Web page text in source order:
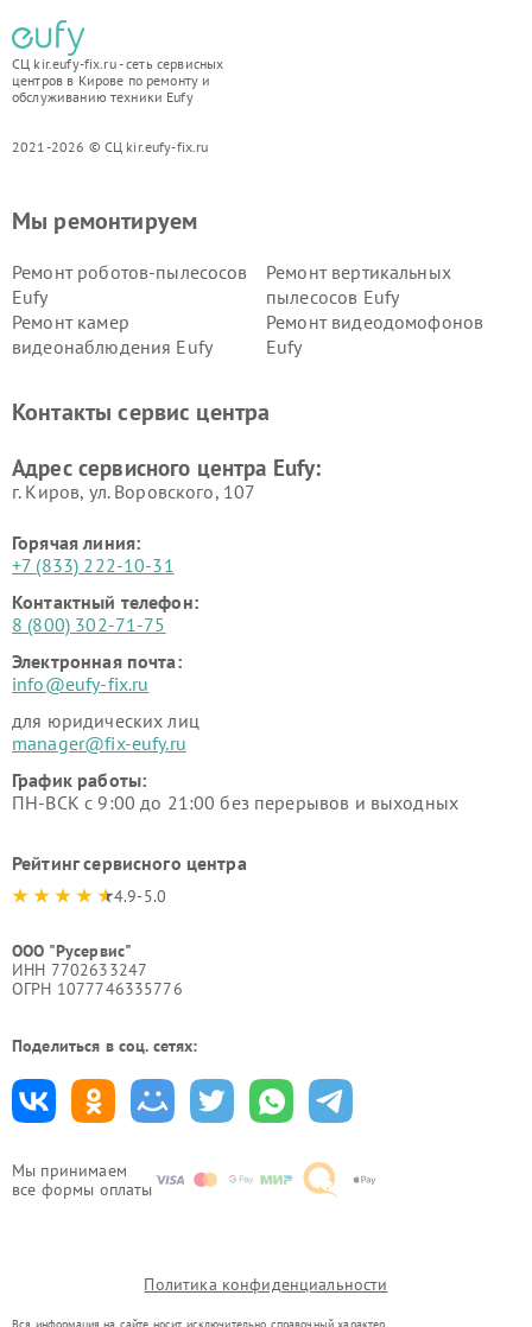
СЦ kir.eufy-fix.ru - сеть сервисных
центров в Кирове по ремонту и
обслуживанию техники Eufy
2021-2026 © СЦ kir.eufy-fix.ru
Мы принимаем
все формы оплаты
Мы ремонтируем
Ремонт роботов-пылесосов
Eufy
Ремонт вертикальных
пылесосов Eufy
Ремонт камер
видеонаблюдения Eufy
Ремонт видеодомофонов
Eufy
Контакты сервис центра
Адрес сервисного центра Eufy:
г. Киров, ул. Воровского, 107
Горячая линия:
+7 (833) 222-10-31
Контактный телефон:
8 (800) 302-71-75
Электронная почта:
info@eufy-fix.ru
для юридических лиц
manager@fix-eufy.ru
График работы:
ПН-ВСК с 9:00 до 21:00 без перерывов и выходных
Рейтинг сервисного центра
4.9-5.0
ООО "Русервис"
ИНН 7702633247
ОГРН 1077746335776
Поделиться в соц. сетях:
Политика конфиденциальности